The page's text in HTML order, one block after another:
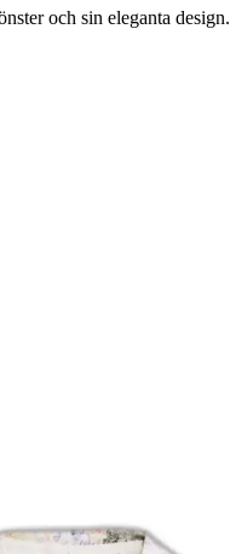
och sin eleganta design.